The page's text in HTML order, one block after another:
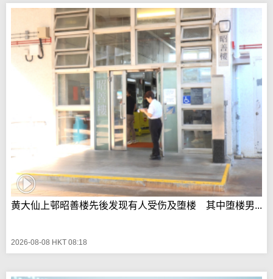
黄大仙上邨昭善楼先後发现有人受伤及堕楼 其中堕楼男...
2026-08-08 HKT 08:18